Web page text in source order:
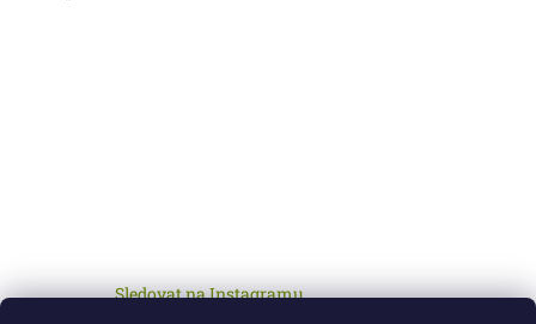
Sledovat na Instagramu